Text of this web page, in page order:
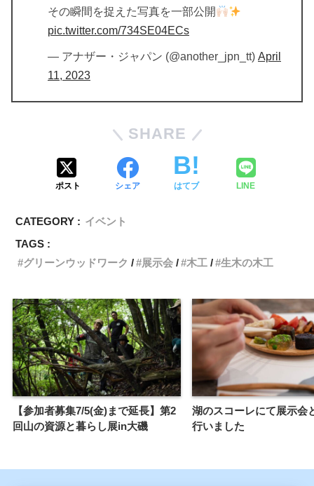
その瞬間を捉えた写真を一部公開
pic.twitter.com/734SE04ECs
— アナザー・ジャパン (@another_jpn_tt) April
11, 2023
SHARE
ポスト シェア はてブ LINE
CATEGORY : イベント
TAGS :
グリーンウッドワーク
展示会 木工 生木の木工
【参加者募集7/5(金)まで延長】第2
回山の資源と暮らし展in大磯
湖のスコーレにて展示会
行いました